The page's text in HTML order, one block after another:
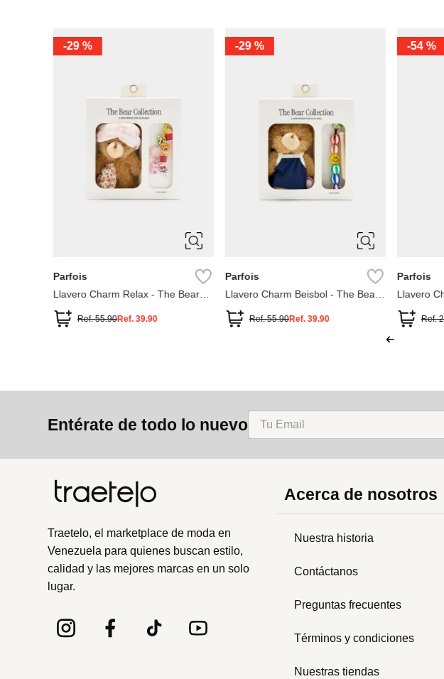
-29 %
Parfois
Llavero Charm Relax - The Bear
Ref.55.90Ref. 39.90
-29 %
Parfois
Llavero Charm Beisbol - The Bear
Ref.55.90Ref. 39.90
-54 %
Parfois
Llavero
Ref.
Entérate de todo lo nuevo
Traetelo, el marketplace de moda en
Venezuela para quienes buscan estilo,
calidad y las mejores marcas en un solo
lugar.
Acerca de nosotros
Nuestra historia
Contáctanos
Preguntas frecuentes
Términos y condiciones
Nuestras tiendas